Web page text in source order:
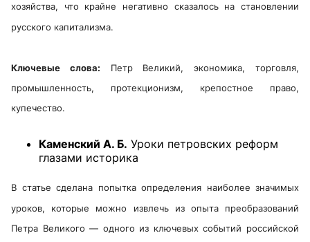
хозяйства, что крайне негативно сказалось на становлении
русского капитализма.
Ключевые слова: Петр Великий, экономика, торговля,
промышленность, протекционизм, крепостное право,
купечество.
Каменский А. Б. Уроки петровских реформ
глазами историка
В статье сделана попытка определения наиболее значимых
уроков, которые можно извлечь из опыта преобразований
Петра Великого — одного из ключевых событий российской